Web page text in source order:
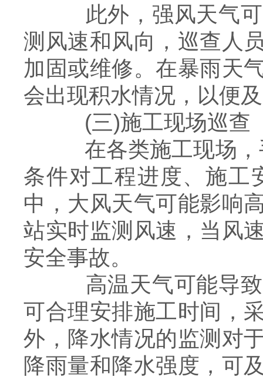
此外，强风天气可
测风速和风向，巡查人
加固或维修。在暴雨天
会出现积水情况，以便
(三)施工现场巡查
在各类施工现场，
条件对工程进度、施工
中，大风天气可能影响
站实时监测风速，当风
安全事故。
高温天气可能导致
可合理安排施工时间，
外，降水情况的监测对
降雨量和降水强度，可